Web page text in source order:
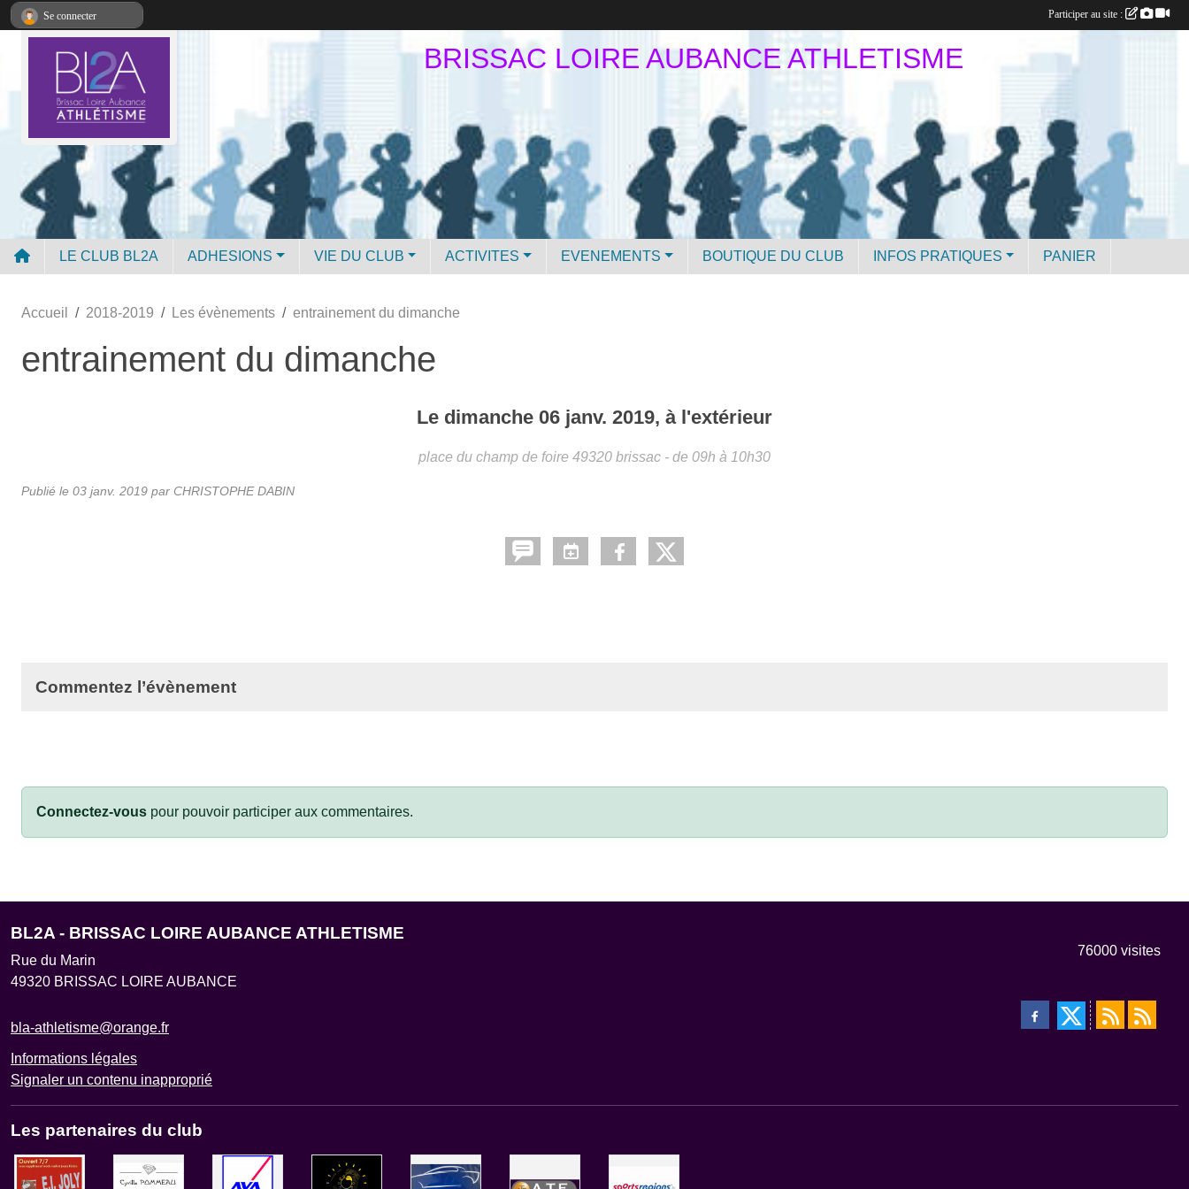
BRISSAC LOIRE AUBANCE ATHLETISME
LE CLUB BL2A ADHESIONS VIE DU CLUB ACTIVITES EVENEMENTS BOUTIQUE DU CLUB INFOS PRATIQUES PANIER
Accueil 2018-2019 Les évènements entrainement du dimanche
entrainement du dimanche
Le dimanche 06 janv. 2019, à l'extérieur
place du champ de foire 49320 brissac - de 09h à 10h30
Publié le 03 janv. 2019 par CHRISTOPHE DABIN
Commentez l’évènement
Connectez-vous pour pouvoir participer aux commentaires.
BL2A - BRISSAC LOIRE AUBANCE ATHLETISME
Rue du Marin
49320 BRISSAC LOIRE AUBANCE
bla-athletisme@orange.fr
Informations légales
Signaler un contenu inapproprié
76000 visites
Les partenaires du club
Se connecter Participer au site :
Panneau de gestion des cookies